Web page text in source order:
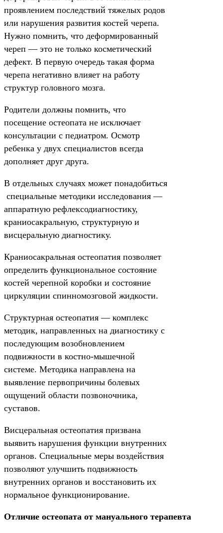
проявлением последствий тяжелых родов
или нарушения развития костей черепа.
Нужно помнить, что деформированный
череп — это не только косметический
дефект. В первую очередь такая форма
черепа негативно влияет на работу
структур головного мозга.
Родители должны помнить, что
посещение остеопата не исключает
консультации с педиатром. Осмотр
ребенка у двух специалистов всегда
дополняет друг друга.
В отдельных случаях может понадобиться
специальные методики исследования —
аппаратную рефлексодиагностику,
краниосакральную, структурную и
висцеральную диагностику.
Краниосакральная остеопатия позволяет
определить функциональное состояние
костей черепной коробки и состояние
циркуляции спинномозговой жидкости.
Структурная остеопатия — комплекс
методик, направленных на диагностику с
последующим возобновлением
подвижности в костно-мышечной
системе. Методика направлена на
выявление первопричины болевых
ощущений области позвоночника,
суставов.
Висцеральная остеопатия призвана
выявить нарушения функции внутренних
органов. Специальные меры воздействия
позволяют улучшить подвижность
внутренних органов и восстановить их
нормальное функционирование.
Отличие остеопата от мануального терапевта